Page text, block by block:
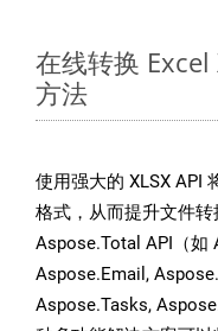
在线转换 Excel
方法
使用强大的 XLSX API
格式，从而提升文件
Aspose.Total API（如
Aspose.Email,
Aspose.Tasks,